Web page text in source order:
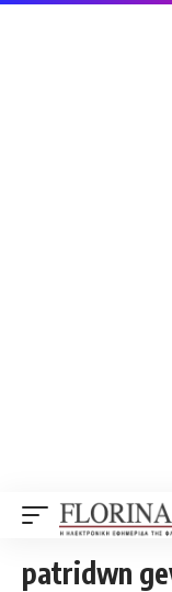
patridwn